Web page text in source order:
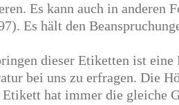
Es kann auch in anderen
Es hält den
dieser Etiketten ist
bei uns zu erfragen. Die
Etikett hat immer die gleiche